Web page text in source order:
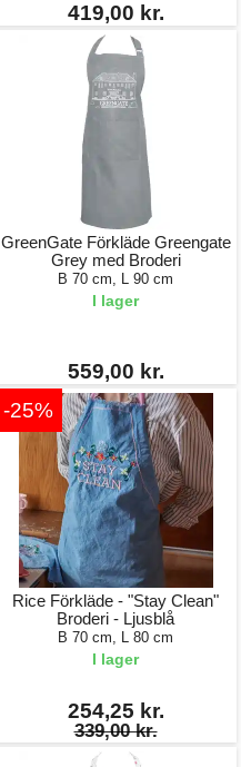
419,00 kr.
GreenGate Förkläde Greengate
Grey med Broderi
B 70 cm, L 90 cm
I lager
559,00 kr.
-25%
Rice Förkläde - "Stay Clean"
Broderi - Ljusblå
B 70 cm, L 80 cm
I lager
254,25 kr.
339,00 kr.